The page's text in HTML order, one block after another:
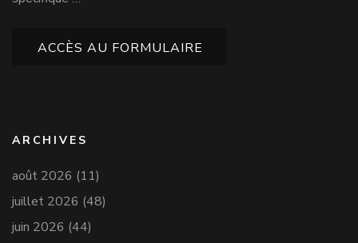
ACCÈS AU FORMULAIRE
ARCHIVES
août 2026 (11)
juillet 2026 (48)
juin 2026 (44)